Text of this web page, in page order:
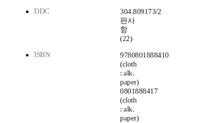
DDC
304.809173/2
판사
항
(22)
ISBN
9780801888410
(cloth
: alk.
paper)
0801888417
(cloth
: alk.
paper)